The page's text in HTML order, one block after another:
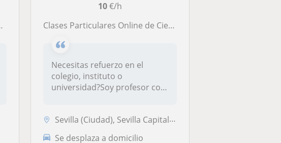
10€/h
Clases Particulares Online de Ciencias y Matemáticas – ESO, Bachillerato y Universidad
Necesitas refuerzo en el
colegio, instituto o
universidad?Soy profesor con
Sevilla (Ciudad), Sevilla Capital, Camas
Se desplaza a domicilio